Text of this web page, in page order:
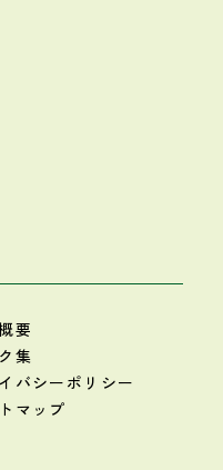
要
集
バシーポリシー
マップ